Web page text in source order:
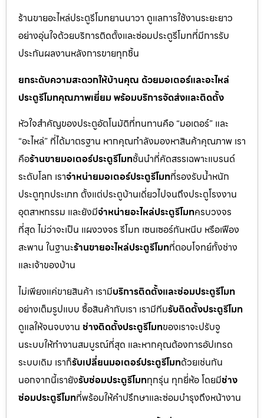
ร้านขายอะไหล่ประตูรีโมทยานนาวา ดูแลการใช้งานระยะยาว
อย่างอุ่นใจด้วยบริการติดตั้งและซ่อมประตูรีโมทที่มีการรับ
ประกันผลงานหลังการขายทุกชิ้น
ยกระดับความสะดวกให้บ้านคุณ ด้วยมอเตอร์และอะไหล่
ประตูรีโมทคุณภาพเยี่ยม พร้อมบริการจัดส่งและติดตั้ง
หัวใจสำคัญของประตูอัตโนมัติที่ทนทานคือ “มอเตอร์” และ
“อะไหล่” ที่ได้มาตรฐาน หากคุณกำลังมองหาสินค้าคุณภาพ เรา
คือร้านขายมอเตอร์ประตูรีโมทชั้นนำที่คัดสรรเฉพาะแบรนด์
ระดับโลก เราจำหน่ายมอเตอร์ประตูรีโมทที่รองรับน้ำหนัก
ประตูทุกประเภท ตั้งแต่ประตูบ้านเดี่ยวไปจนถึงประตูโรงงาน
อุตสาหกรรม และยังมีจำหน่ายอะไหล่ประตูรีโมทครบวงจร
ที่สุด ไม่ว่าจะเป็น แผงวงจร รีโมท เซนเซอร์กันหนีบ หรือเฟือง
สะพาน ในฐานะร้านขายอะไหล่ประตูรีโมทที่ตอบโจทย์ทั้งช่าง
และเจ้าของบ้าน
ไม่เพียงแค่ขายสินค้า เรามีบริการติดตั้งและซ่อมประตูรีโมท
อย่างเต็มรูปแบบ ซื้อสินค้ากับเรา เรามีทีมรับติดตั้งประตูรีโมท
ดูแลให้จนจบงาน ช่างติดตั้งประตูรีโมทของเราจะปรับจู
นระบบให้ทำงานสมบูรณ์ที่สุด และหากคุณต้องการอัปเกรด
ระบบเดิม เราก็รับเปลี่ยนมอเตอร์ประตูรีโมทด้วยเช่นกัน
นอกจากนี้เรายังรับซ่อมประตูรีโมททุกรุ่น ทุกยี่ห้อ โดยมีช่าง
ซ่อมประตูรีโมทที่พร้อมให้คำปรึกษาและซ่อมบำรุงถึงหน้างาน